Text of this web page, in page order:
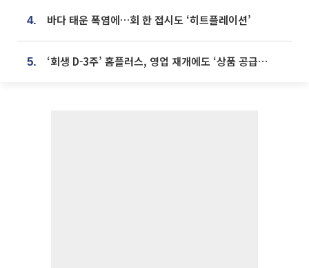
4. 바다 태운 폭염에…회 한 접시도 ‘히트플레이션’
5. ‘회생 D-3주’ 홈플러스, 영업 재개에도 ‘상품 공급망’ 복구가 생존 관건